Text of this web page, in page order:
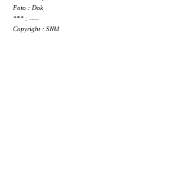
Foto : Dok
*** : ----
Copyright : SNM